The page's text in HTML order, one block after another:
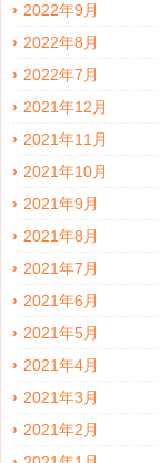
2022年9月
2022年8月
2022年7月
2021年12月
2021年11月
2021年10月
2021年9月
2021年8月
2021年7月
2021年6月
2021年5月
2021年4月
2021年3月
2021年2月